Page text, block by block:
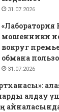
31.07.2026
«Лаборатория
мошенники
вокруг
обмана
31.07.2026
алдау